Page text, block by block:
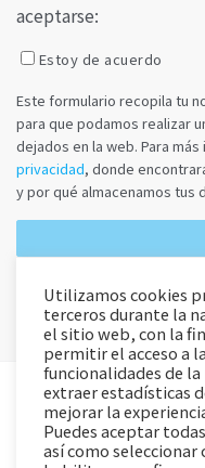
aceptarse:
Estoy de acuerdo
Este formulario recopila tu
para que podamos realizar
dejados en la web. Para
privacidad, donde
y por qué almacenamos tus
Utilizamos cookies
terceros durante la
el sitio web, con la
permitir el acceso a
funcionalidades de
extraer estadísticas
mejorar la
Puedes aceptar
así como seleccionar